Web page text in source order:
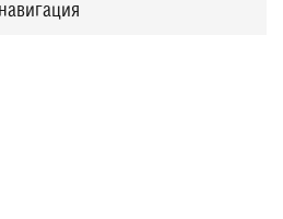
навигация